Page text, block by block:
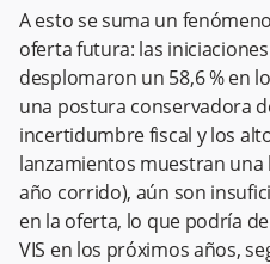
A esto se suma un
oferta futura: las
desplomaron un 58,6 % en
una postura conservadora
incertidumbre fiscal y los
lanzamientos muestran una
año corrido), aún son
en la oferta, lo que podría
VIS en los próximos años,